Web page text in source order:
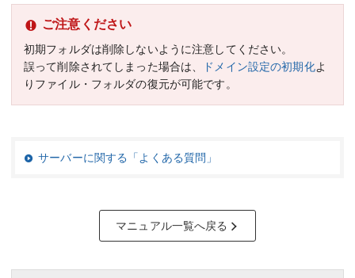
ご注意ください
初期フォルダは削除しないように注意してください。
誤って削除されてしまった場合は、
ドメイン設定の初期化よ
りファイル・フォルダの復元が可能です。
サーバーに関する「よくある質問」
マニュアル一覧へ戻る